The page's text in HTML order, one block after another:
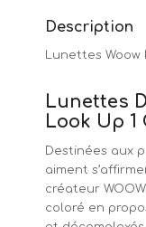
Description
Lunettes Woow
Lunettes
Look Up 1
Destinées aux
aiment
créateur
coloré en